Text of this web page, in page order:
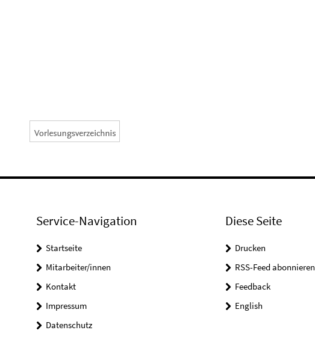
Service-Navigation
Startseite
Mitarbeiter/innen
Kontakt
Impressum
Datenschutz
Diese Seite
Drucken
RSS-Feed abonnieren
Feedback
English